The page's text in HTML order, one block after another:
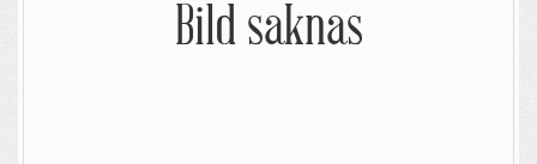
Bild saknas